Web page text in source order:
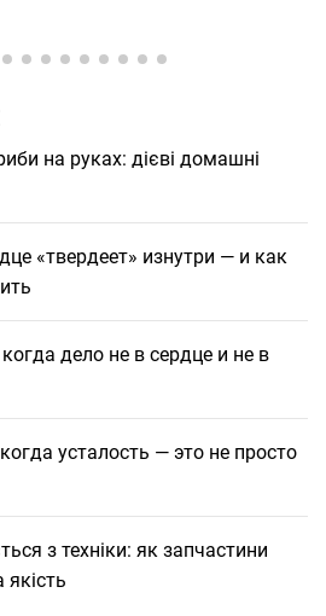
на руках: дієві домашні
«твердеет» изнутри — и как
дело не в сердце и не в
усталость — это не просто
з техніки: як запчастини